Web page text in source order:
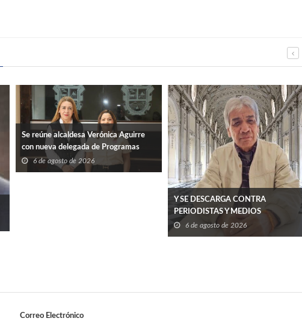
Se reúne alcaldesa Verónica Aguirre
con nueva delegada de Programas
Federales en Tamaulipas
6 de agosto de 2026
Y SE DESCARGA CONTRA
PERIODISTAS Y MEDIOS
6 de agosto de 2026
Correo Electrónico